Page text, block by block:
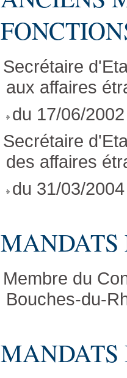
Secrétaire
aux affaires
du 17/06/
Secrétaire
des affaires
du 31/03/
MANDATS
Membre du
Bouches-du-